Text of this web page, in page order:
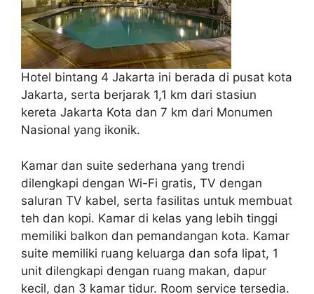
Hotel bintang 4 Jakarta ini berada di pusat kota
Jakarta, serta berjarak 1,1 km dari stasiun
kereta Jakarta Kota dan 7 km dari Monumen
Nasional yang ikonik.
Kamar dan suite sederhana yang trendi
dilengkapi dengan Wi-Fi gratis, TV dengan
saluran TV kabel, serta fasilitas untuk membuat
teh dan kopi. Kamar di kelas yang lebih tinggi
memiliki balkon dan pemandangan kota. Kamar
suite memiliki ruang keluarga dan sofa lipat, 1
unit dilengkapi dengan ruang makan, dapur
kecil, dan 3 kamar tidur. Room service tersedia.